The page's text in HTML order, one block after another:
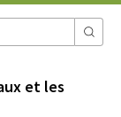
et les